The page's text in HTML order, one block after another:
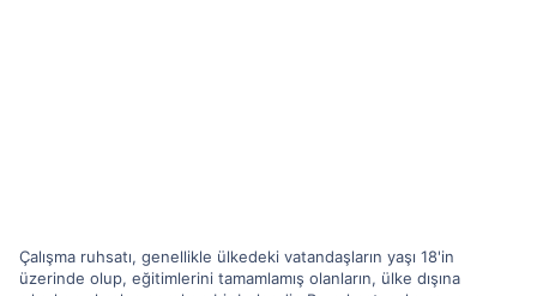
Çalışma ruhsatı, genellikle ülkedeki vatandaşların yaşı 18'in
üzerinde olup, eğitimlerini tamamlamış olanların, ülke dışına